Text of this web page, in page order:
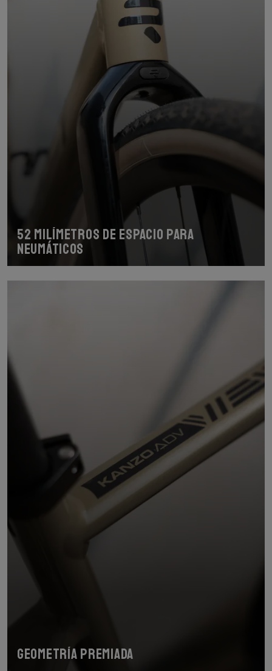
52 milímetros de espacio para
neumáticos
Geometría premiada